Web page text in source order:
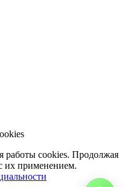
работы cookies. Продолжая
их применением.